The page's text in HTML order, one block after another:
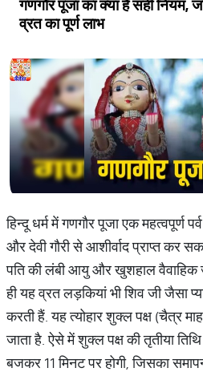
गणगौर पूजा का क्या है सही नियम,
व्रत का पूर्ण लाभ
हिन्दू धर्म में गणगौर पूजा एक महत्वपूर्ण
और देवी गौरी से आशीर्वाद प्राप्त कर
पति की लंबी आयु और खुशहाल
ही यह व्रत लड़कियां भी शिव जी जैसा
करती हैं. यह त्योहार शुक्ल पक्ष (चैत्र
जाता है. ऐसे में शुक्ल पक्ष की तृतीया
बजकर 11 मिनट पर होगी, जिसका